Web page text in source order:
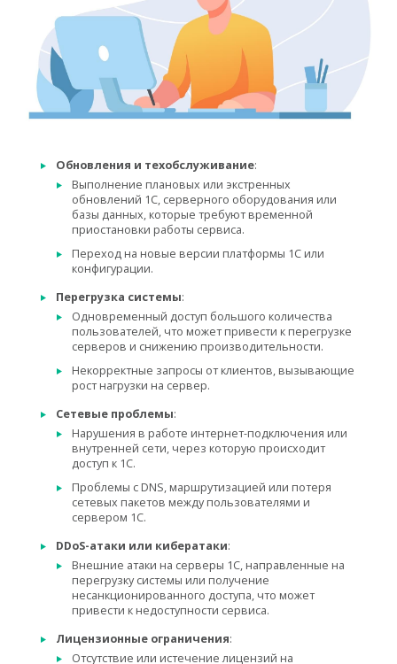
Обновления и техобслуживание:
Выполнение плановых или экстренных
обновлений 1С, серверного оборудования или
базы данных, которые требуют временной
приостановки работы сервиса.
Переход на новые версии платформы 1С или
конфигурации.
Перегрузка системы:
Одновременный доступ большого количества
пользователей, что может привести к перегрузке
серверов и снижению производительности.
Некорректные запросы от клиентов, вызывающие
рост нагрузки на сервер.
Сетевые проблемы:
Нарушения в работе интернет-подключения или
внутренней сети, через которую происходит
доступ к 1С.
Проблемы с DNS, маршрутизацией или потеря
сетевых пакетов между пользователями и
сервером 1С.
DDoS-атаки или кибератаки:
Внешние атаки на серверы 1С, направленные на
перегрузку системы или получение
несанкционированного доступа, что может
привести к недоступности сервиса.
Лицензионные ограничения:
Отсутствие или истечение лицензий на